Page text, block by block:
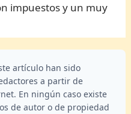
impuestos y un muy
artículo han sido
a partir de
En ningún caso existe
de autor o de propiedad